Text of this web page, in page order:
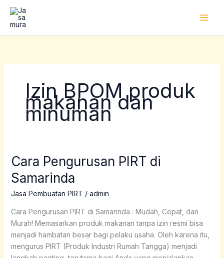
Lewati
konten
Izin BPOM produk
makanan dan
minuman
Cara Pengurusan PIRT di
Samarinda
Jasa Pembuatan PIRT / admin
Cara Pengurusan PIRT di Samarinda : Mudah, Cepat, dan
Murah! Memasarkan produk makanan tanpa izin resmi bisa
menjadi hambatan besar bagi pelaku usaha. Oleh karena itu,
mengurus PIRT (Produk Industri Rumah Tangga) menjadi
Cara
PIRT
di